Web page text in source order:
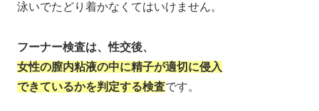
泳いでたどり着かなくてはいけません。
フーナー検査は、性交後、
女性の膣内粘液の中に精子が適切に侵入
できているかを判定する検査です。